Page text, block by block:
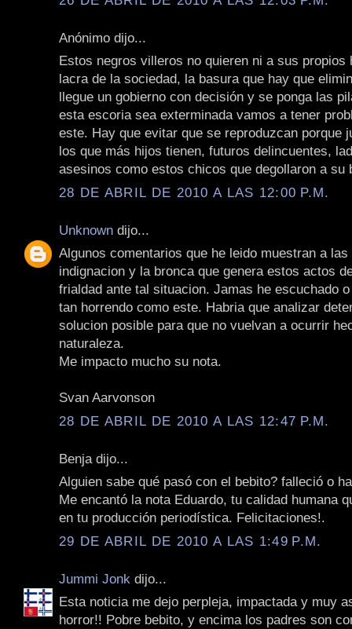
Anónimo dijo...
Estos negros villeros no quieren ni a sus propios
lacra de la sociedad, la basura que hay que
llegue un gobierno con decisión y se ponga las
esta escoria sea exterminada vamos a tener
este. Hay que evitar que se reproduzcan porque
los que más hijos tienen, futuros delincuentes,
asesinos como estos chicos que degollaron a su
28 DE ABRIL DE 2010 A LAS 12:00 P.M.
Unknown dijo...
Algunos comentarios que he leido muestran a
indignacion y la bronca que genera estos actos
frialdad ante tal situacion. Jamas he escuchado
tan horrendo como este. Habria que analizar
solucion posible para que no vuelvan a ocurrir
naturaleza.
Me impacto mucho su nota.
Svan Aarvonson
28 DE ABRIL DE 2010 A LAS 12:47 P.M.
Benja dijo...
Alguien sabe qué pasó con el bebito? falleció o
Me encantó la nota Eduardo, tu calidad humana
en tu producción periodística. Felicitaciones!.
29 DE ABRIL DE 2010 A LAS 1:49 P.M.
Jummi Jonk dijo...
Esta noticia me dejo perpleja, impactada y muy
horror!! Pobre bebito, y encima los padres son